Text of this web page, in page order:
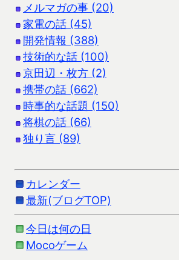
メルマガの事 (20)
家電の話 (45)
開発情報 (388)
技術的な話 (100)
京田辺・枚方 (2)
携帯の話 (662)
時事的な話題 (150)
将棋の話 (66)
独り言 (89)
カレンダー
最新(ブログTOP)
今日は何の日
Mocoゲーム